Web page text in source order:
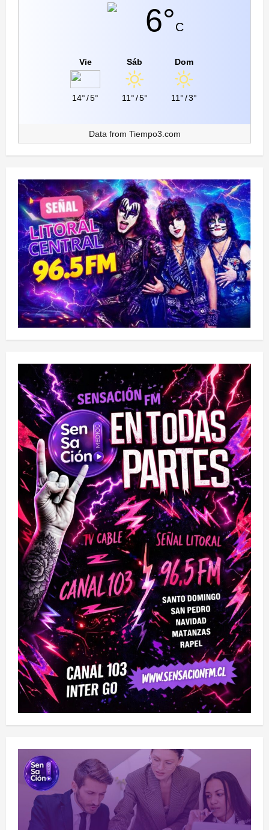
6°C
Vie
14°/5°
Sáb
11°/5°
Dom
11°/3°
Data from Tiempo3.com